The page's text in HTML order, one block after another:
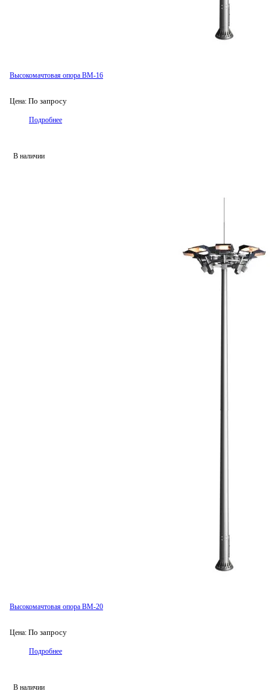
Высокомачтовая опора ВМ-16
Цена: По запросу
Подробнее
В наличии
Высокомачтовая опора ВМ-20
Цена: По запросу
Подробнее
В наличии